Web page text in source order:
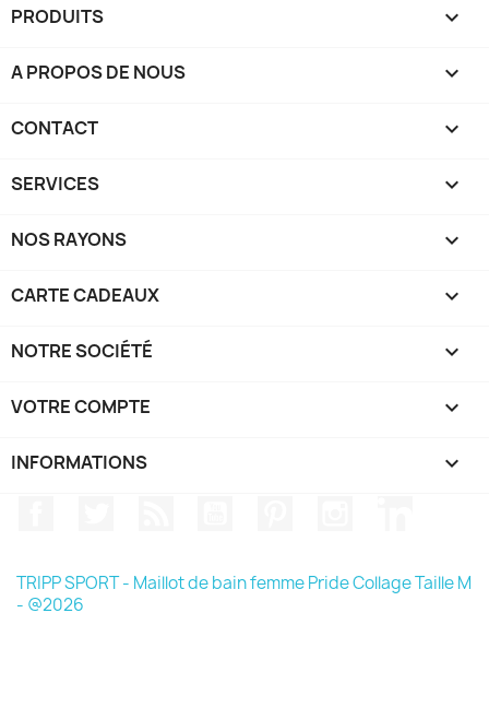
PRODUITS 
A PROPOS DE NOUS 
CONTACT 
SERVICES 
NOS RAYONS 
CARTE CADEAUX 
NOTRE SOCIÉTÉ 
VOTRE COMPTE 
INFORMATIONS keyboard_arrow_down
TRIPP SPORT - Maillot de bain femme Pride Collage Taille M
- @2026